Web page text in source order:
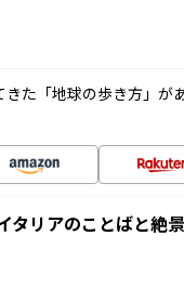
た「地球の歩き方」が
タリアのことばと絶